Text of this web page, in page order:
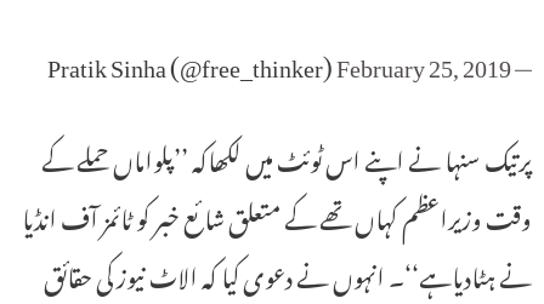
— Pratik Sinha (@free_thinker)
February 25, 2019
پرتیک سنہا نے اپنے اس ٹوئٹ میں لکھاکہ ’’پلواماں حملے کے
وقت وزیراعظم کہاں تھے کے متعلق شائع خبر کو ٹائمز آف انڈیا
نے ہٹادیاہے‘‘۔ انہوں نے دعوی کیا کہ الاٹ نیوز کی حقائق